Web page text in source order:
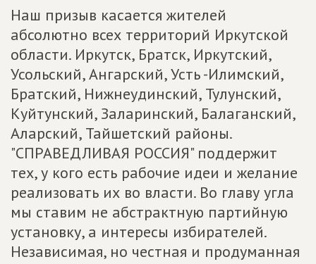
Наш призыв касается жителей
абсолютно всех территорий Иркутской
области. Иркутск, Братск, Иркутский,
Усольский, Ангарский, Усть -Илимский,
Братский, Нижнеудинский, Тулунский,
Куйтунский, Заларинский, Балаганский,
Аларский, Тайшетский районы.
"СПРАВЕДЛИВАЯ РОССИЯ" поддержит
тех, у кого есть рабочие идеи и желание
реализовать их во власти. Во главу угла
мы ставим не абстрактную партийную
установку, а интересы избирателей.
Независимая, но честная и продуманная